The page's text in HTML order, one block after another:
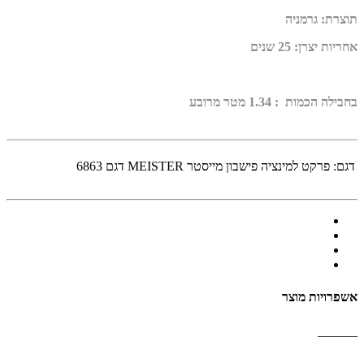
תוצרת: גרמניה
אחריות יצרן: 25 שנים
בחבילה הכמות : 1.34 מטר מרובע
דגם: פרקט למינציה פישבון מייסטר MEISTER דגם 6863
אשפרויות מוצר